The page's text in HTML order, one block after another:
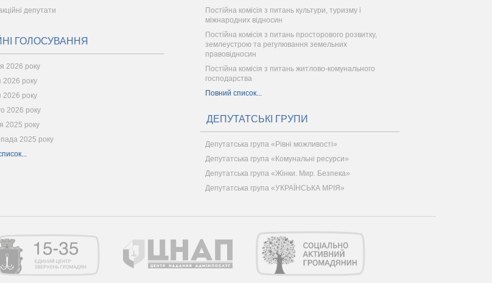
депутати
ГОЛОСУВАННЯ
2026 року
2026 року
2026 року
2026 року
2025 року
2025 року
Постійна комісія з питань культури, туризму і
міжнародних відносин
Постійна комісія з питань просторового розвитку,
землеустрою та регулювання земельних
правовідносин
Постійна комісія з питань житлово-комунального
господарства
Повний список...
ДЕПУТАТСЬКІ ГРУПИ
Депутатська група «Рівні можливості»
Депутатська група «Комунальні ресурси»
Депутатська група «Жінки. Мир. Безпека»
Депутатська група «УКРАЇНСЬКА МРІЯ»